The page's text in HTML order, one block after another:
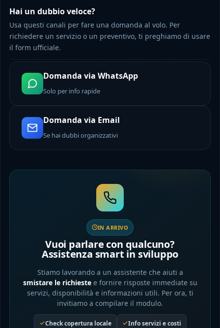
Hai un dubbio veloce?
Usa questi canali per fare una domanda al volo. Per
richiedere un servizio o un preventivo, ti preghiamo di usare
il form ufficiale.
Domanda via WhatsApp
Solo per info rapide
Domanda via Email
Se hai dubbi organizzativi
IN ARRIVO
Vuoi parlare con qualcuno?
Assistenza smart in sviluppo
Stiamo lavorando a un assistente che aiuti a
smistare le richiestee fornire risposte immediate su
servizi, disponibilità e informazioni utili. Per ora, ti
invitiamo a compilare il modulo.
Check copertura locale Info servizi e costi